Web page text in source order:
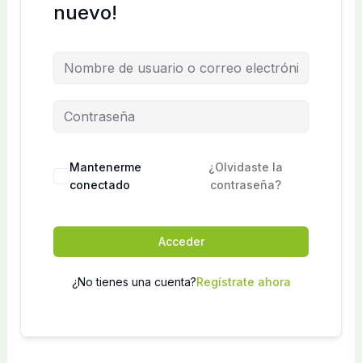
nuevo!
Mantenerme
conectado
¿Olvidaste la
contraseña?
Acceder
¿No tienes una cuenta?Regístrate ahora